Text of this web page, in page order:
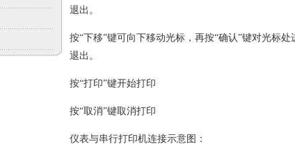
退出。
按“下移”键可向下移动光标，再按“确认”键对光标
退出。
按“打印”键开始打印
按“取消”键取消打印
仪表与串行打印机连接示意图：